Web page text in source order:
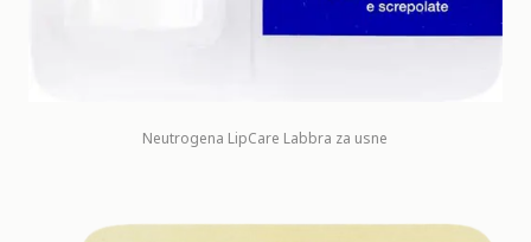
Neutrogena LipCare Labbra za usne